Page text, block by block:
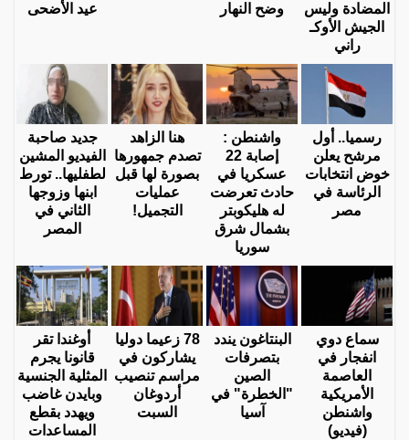
المضادة وليس
الجيش الأوكـ
راني
وضح النهار
عيد الأضحى
رسميا.. أول
مرشح يعلن
خوض انتخابات
الرئاسة في
مصر
واشنطن :
إصابة 22
عسكريا في
حادث تعرضت
له هليكوبتر
بشمال شرق
سوريا
هنا الزاهد
تصدم جمهورها
بصورة لها قبل
عمليات
التجميل!
جديد صاحبة
الفيديو المشين
لطفليها.. تورط
ابنها وزوجها
الثاني في
المصر
سماع دوي
انفجار في
العاصمة
الأمريكية
واشنطن
(فيديو)
البنتاغون يندد
بتصرفات
الصين
"الخطرة" في
آسيا
78 زعيما دوليا
يشاركون في
مراسم تنصيب
أردوغان
السبت
أوغندا تقر
قانونا يجرم
المثلية الجنسية
وبايدن غاضب
ويهدد بقطع
المساعدات